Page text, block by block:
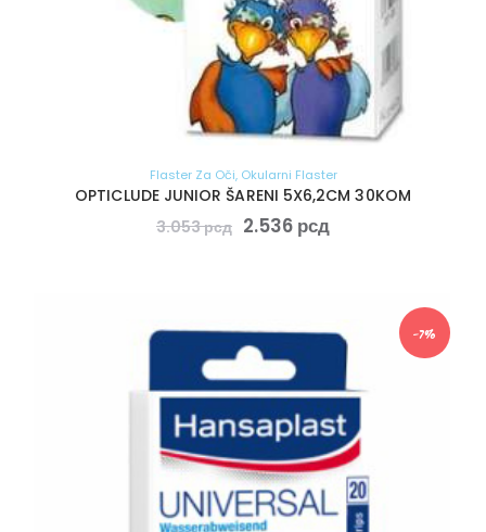
Flaster Za Oči, Okularni Flaster
OPTICLUDE JUNIOR ŠARENI 5X6,2CM 30KOM
3.053рсд 2.536 рсд
-7%